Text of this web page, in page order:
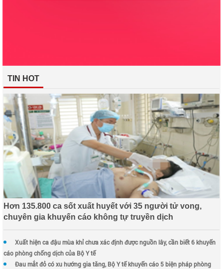
TIN HOT
Hơn 135.800 ca sốt xuất huyết với 35 người tử vong,
chuyên gia khuyến cáo không tự truyền dịch
Xuất hiện ca đậu mùa khỉ chưa xác định được nguồn lây, cần biết 6 khuyến
cáo phòng chống dịch của Bộ Y tế
Đau mắt đỏ có xu hướng gia tăng, Bộ Y tế khuyến cáo 5 biện pháp phòng